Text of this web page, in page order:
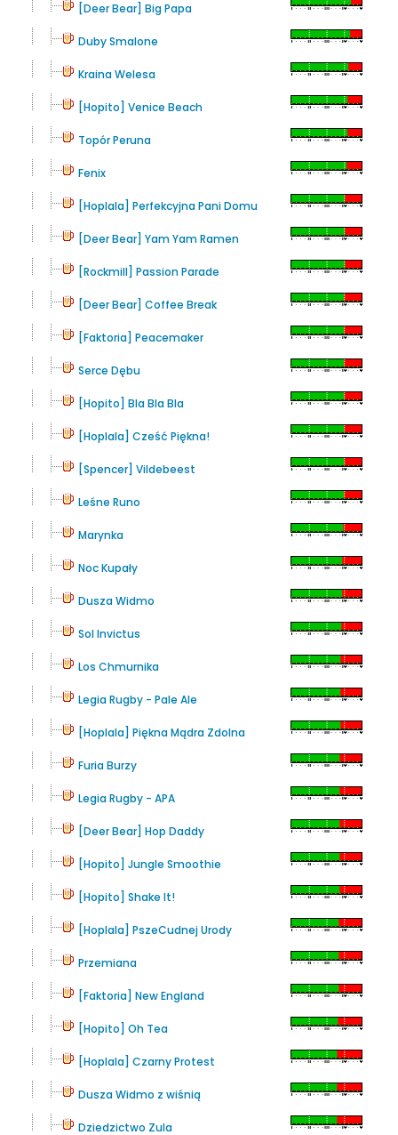
[Deer Bear] Big Papa
Duby Smalone
Kraina Welesa
[Hopito] Venice Beach
Topór Peruna
Fenix
[Hoplala] Perfekcyjna Pani Domu
[Deer Bear] Yam Yam Ramen
[Rockmill] Passion Parade
[Deer Bear] Coffee Break
[Faktoria] Peacemaker
Serce Dębu
[Hopito] Bla Bla Bla
[Hoplala] Cześć Piękna!
[Spencer] Vildebeest
Leśne Runo
Marynka
Noc Kupały
Dusza Widmo
Sol Invictus
Los Chmurnika
Legia Rugby - Pale Ale
[Hoplala] Piękna Mądra Zdolna
Furia Burzy
Legia Rugby - APA
[Deer Bear] Hop Daddy
[Hopito] Jungle Smoothie
[Hopito] Shake It!
[Hoplala] PszeCudnej Urody
Przemiana
[Faktoria] New England
[Hopito] Oh Tea
[Hoplala] Czarny Protest
Dusza Widmo z wiśnią
Dziedzictwo Zula